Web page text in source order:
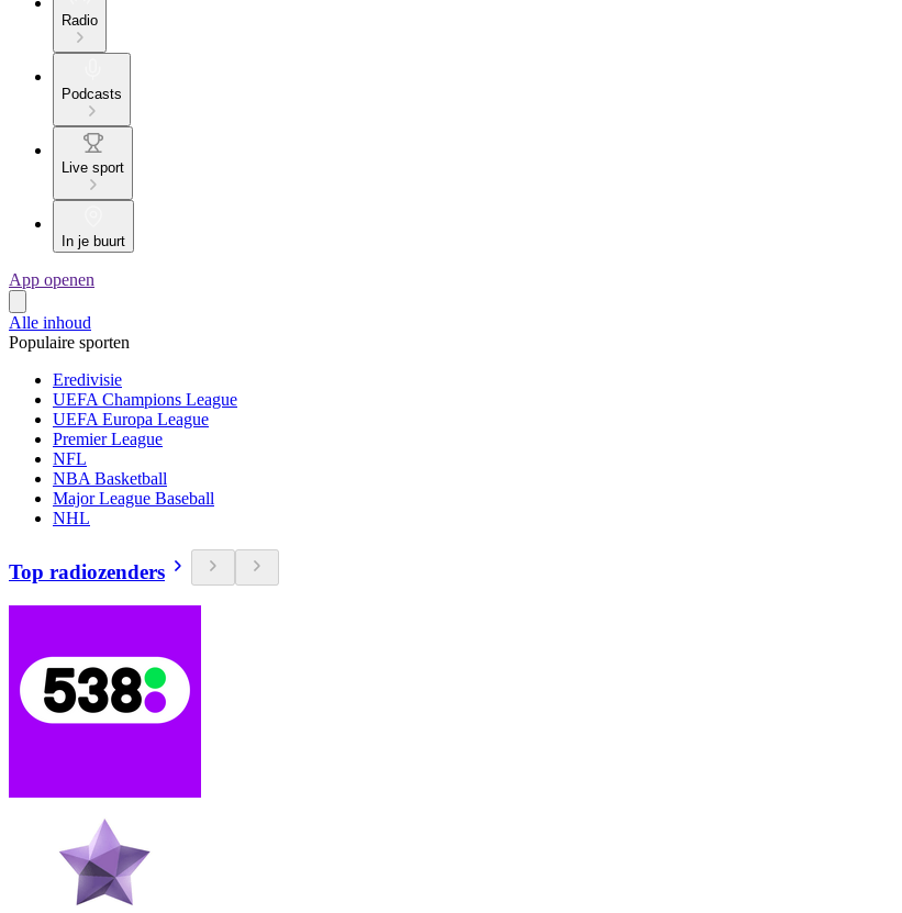
Radio
Podcasts
Live sport
In je buurt
App openen
Alle inhoud
Populaire sporten
Eredivisie
UEFA Champions League
UEFA Europa League
Premier League
NFL
NBA Basketball
Major League Baseball
NHL
Top radiozenders